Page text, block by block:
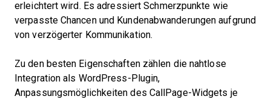
erleichtert wird. Es adressiert Schmerzpunkte wie
verpasste Chancen und Kundenabwanderungen aufgrund
von verzögerter Kommunikation.
Zu den besten Eigenschaften zählen die nahtlose
Integration als WordPress-Plugin,
Anpassungsmöglichkeiten des CallPage-Widgets je